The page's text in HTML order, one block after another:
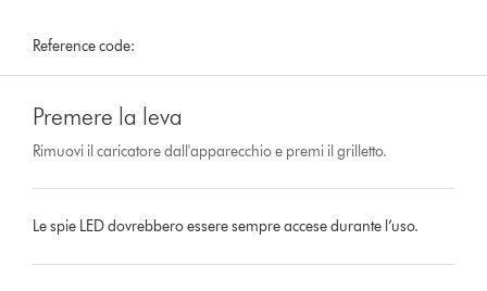
Reference code:
Premere la leva
Rimuovi il caricatore dall'apparecchio e premi il grilletto.
Le spie LED dovrebbero essere sempre accese durante l’uso.